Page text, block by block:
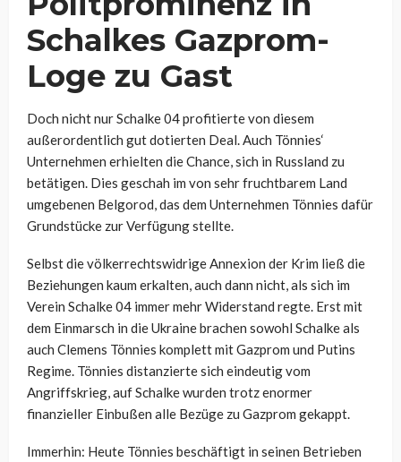
Schalkes Gazprom-
Loge zu Gast
Doch nicht nur Schalke 04 profitierte von diesem
außerordentlich gut dotierten Deal. Auch Tönnies‘
Unternehmen erhielten die Chance, sich in Russland zu
betätigen. Dies geschah im von sehr fruchtbarem Land
umgebenen Belgorod, das dem Unternehmen Tönnies dafür
Grundstücke zur Verfügung stellte.
Selbst die völkerrechtswidrige Annexion der Krim ließ die
Beziehungen kaum erkalten, auch dann nicht, als sich im
Verein Schalke 04 immer mehr Widerstand regte. Erst mit
dem Einmarsch in die Ukraine brachen sowohl Schalke als
auch Clemens Tönnies komplett mit Gazprom und Putins
Regime. Tönnies distanzierte sich eindeutig vom
Angriffskrieg, auf Schalke wurden trotz enormer
finanzieller Einbußen alle Bezüge zu Gazprom gekappt.
Immerhin: Heute Tönnies beschäftigt in seinen Betrieben